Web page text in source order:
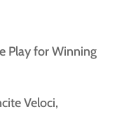
Play for Winning
Veloci,